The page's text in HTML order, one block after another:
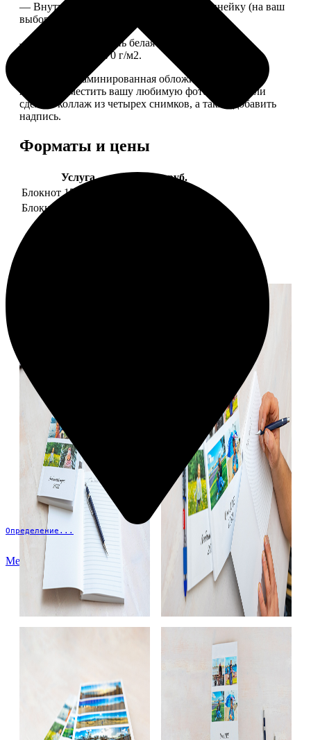
Определение...
Меню
— Внутри 100 страниц в клетку или в линейку (на ваш
выбор), скрепленных сбоку скобой.
— Приятная на ощупь белая сатиновая бумага
плотностью 150-170 г/м2.
— Плотная ламинированная обложка. На обложке
можно разместить вашу любимую фотографию или
сделать коллаж из четырех снимков, а также добавить
надпись.
Форматы и цены
Услуга
Цена, руб.
Блокнот 15х20 клетка
Блокнот 15х20 линейка